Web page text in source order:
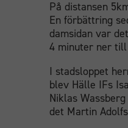
På distansen
En förbättring
damsidan var
4 minuter ner till
I stadsloppet
blev Hälle IFs
Niklas
det Martin